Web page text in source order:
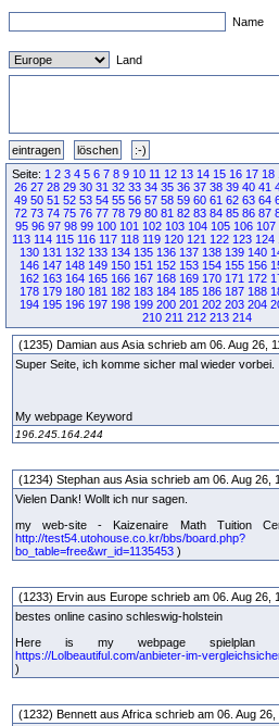
Name
Land
Seite: 1 2 3 4 5 6 7 8 9 10 11 12 13 14 15 16 17 18
26 27 28 29 30 31 32 33 34 35 36 37 38 39 40 41
49 50 51 52 53 54 55 56 57 58 59 60 61 62 63 64
72 73 74 75 76 77 78 79 80 81 82 83 84 85 86 87
95 96 97 98 99 100 101 102 103 104 105 106 107
113 114 115 116 117 118 119 120 121 122 123 124
130 131 132 133 134 135 136 137 138 139 140
146 147 148 149 150 151 152 153 154 155 156
162 163 164 165 166 167 168 169 170 171 172
178 179 180 181 182 183 184 185 186 187 188
194 195 196 197 198 199 200 201 202 203 204
210 211 212 213 214
(1235) Damian aus Asia schrieb am 06. Aug 26,
Super Seite, ich komme sicher mal wieder vorbei.
My webpage Keyword
196.245.164.244
(1234) Stephan aus Asia schrieb am 06. Aug 26,
Vielen Dank! Wollt ich nur sagen.
my web-site - Kaizenaire Math Tuition
http://test54.utohouse.co.kr/bbs/board.php?
bo_table=free&wr_id=1135453 )
(1233) Ervin aus Europe schrieb am 06. Aug 26,
bestes online casino schleswig-holstein
Here is my webpage spielplan
https://Lolbeautiful.com/anbieter-im-
)
(1232) Bennett aus Africa schrieb am 06. Aug 26,